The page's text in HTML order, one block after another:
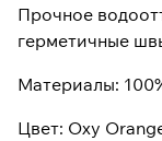
Прочное
герметичные
Материалы:
Цвет: Oxy